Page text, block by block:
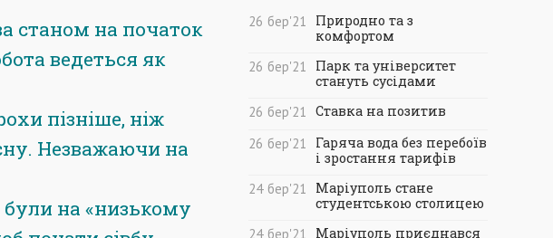
станом на початок
ведеться як
пізніше, ніж
Незважаючи на
були на «низькому
26 бер'21
Природно та з
комфортом
26 бер'21
Парк та університет
стануть сусідами
26 бер'21 Ставка на позитив
26 бер'21
Гаряча вода без перебоїв
і зростання тарифів
24 бер'21
Маріуполь стане
студентською столицею
24 бер'21
Маріуполь приєднався